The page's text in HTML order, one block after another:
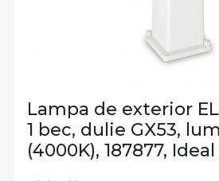
Lampa de exterior
1 bec, dulie GX53,
(4000K), 187877,